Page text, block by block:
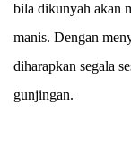
bila dikunyah akan
manis. Dengan
diharapkan segala
gunjingan.